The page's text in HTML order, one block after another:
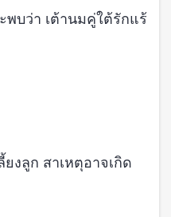
พบว่า เต้านมคู่ใต้รักแร้
งลูก สาเหตุอาจเกิด